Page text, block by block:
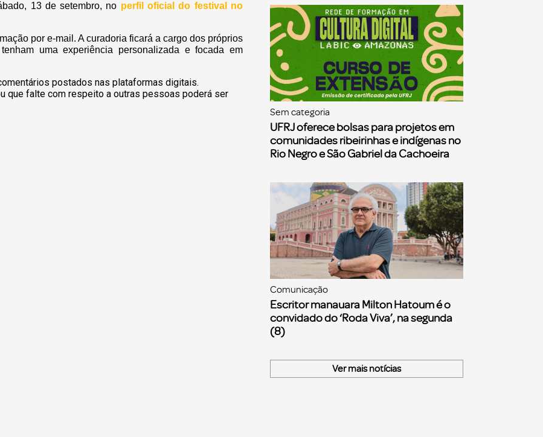
13 de setembro, no perfil oficial do festival no
por e-mail. A curadoria ficará a cargo dos próprios
uma experiência personalizada e focada em
postados nas plataformas digitais.
que falte com respeito a outras pessoas poderá ser
Sem categoria
UFRJ oferece bolsas para projetos em
comunidades ribeirinhas e indígenas no
Rio Negro e São Gabriel da Cachoeira
Comunicação
Escritor manauara Milton Hatoum é o
convidado do ‘Roda Viva’, na segunda
(8)
Ver mais notícias